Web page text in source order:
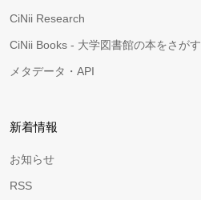
CiNii Research
CiNii Books - 大学図書館の本をさがす
メタデータ・API
新着情報
お知らせ
RSS